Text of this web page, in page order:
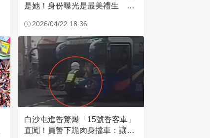
是她！身份曝光是最美禮生 一
2026/04/22 18:36
白沙屯進香驚爆「15號香客車」
直闖！員警下跪肉身擋車：讓行